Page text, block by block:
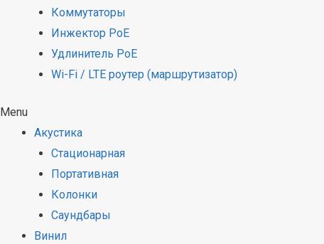
Коммутаторы
Инжектор PoE
Удлинитель PoE
Wi-Fi / LTE роутер (маршрутизатор)
Menu
Акустика
Стационарная
Портативная
Колонки
Саундбары
Винил